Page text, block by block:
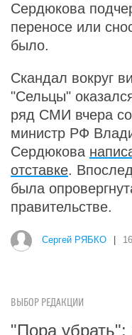
Сердюкова
переносе или
было.
Скандал вокруг
"Сельцы"
ряд СМИ вчера
министр РФ
Сердюкова
отставке.
была
правительстве.
Сергей РЯБКО
ВЫБОР РЕДАКЦИИ
"Пора убрать":